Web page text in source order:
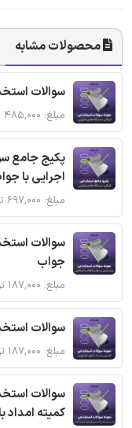
محصولات مشابه
سوالات
مبلغ: ۴۸۵,۰۰۰ تومان
پکیج جامع
اجرایی با
مبلغ: ۶۹۷,۰۰۰ تومان
سوالات
جواب
مبلغ: ۱۸۷,۰۰۰ تومان
سوالات
مبلغ: ۱۸۷,۰۰۰ تومان
سوالات
کمیته امداد